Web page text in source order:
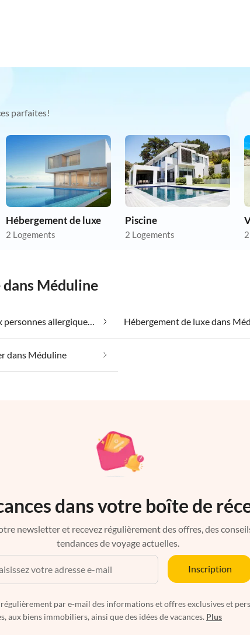
parfaites!
Hébergement de luxe
2 Logements
Piscine
2 Logements
dans Méduline
Convient aux personnes allergiques dans Méduline Hébergement de luxe dans
dans Méduline
dans votre boîte de
newsletter et recevez régulièrement des offres, des
tendances de voyage actuelles.
Inscription
par e-mail des informations et offres exclusives et
aux biens immobiliers, ainsi que des idées de vacances. Plus